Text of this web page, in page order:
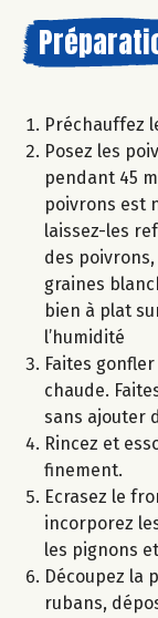
Préchauffez
Posez les
pendant 45
poivrons est
laissez-les
des
graines
bien à plat
l’humidité
Faites
chaude.
sans ajouter
Rincez et
finement.
Ecrasez le
incorporez
les pignons
Découpez la
rubans,